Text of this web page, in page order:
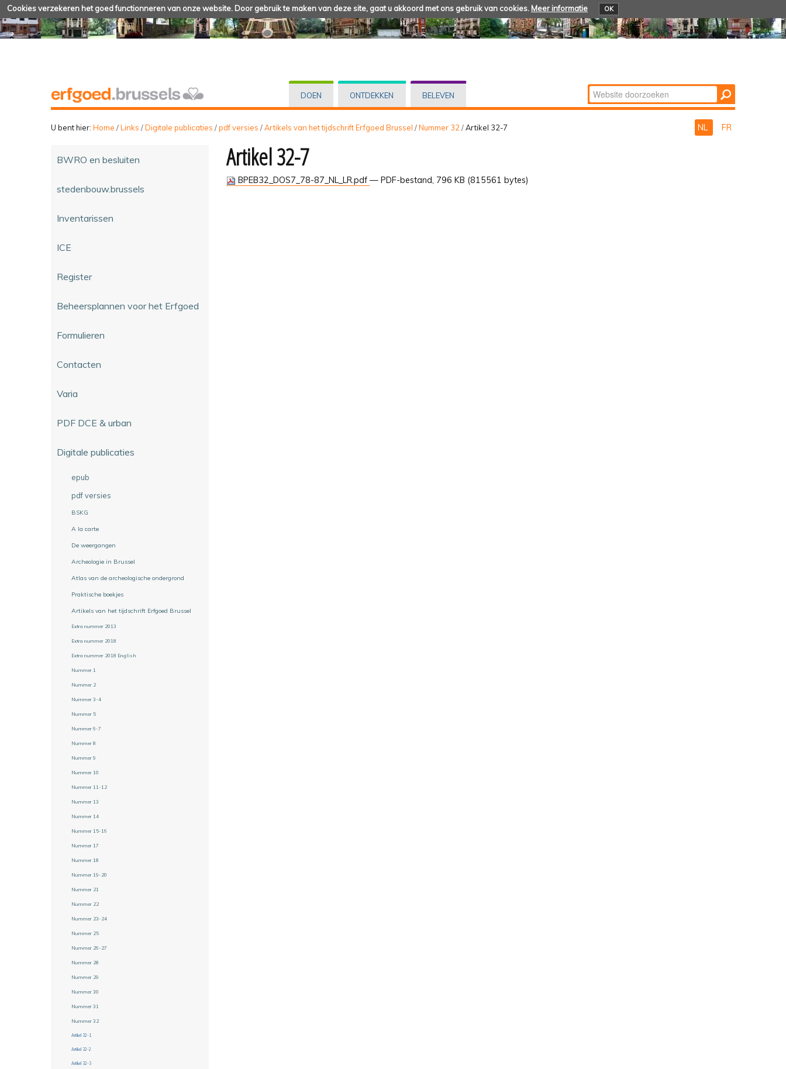
Cookies verzekeren het goed functionneren van onze website. Door gebruik te maken van deze site, gaat u akkoord met ons gebruik van cookies. Meer informatie OK
DOEN ONTDEKKEN BELEVEN Zoek
Geavanceerd
U bent hier: Home /Links /Digitale publicaties /pdf versies /Artikels van het tijdschrift Erfgoed Brussel /Nummer 32 /Artikel 32-7 NL FR
BWRO en besluiten
stedenbouw.brussels
Inventarissen
ICE
Register
Beheersplannen voor het Erfgoed
Formulieren
Contacten
Varia
PDF DCE & urban
Digitale publicaties
epub
pdf versies
BSKG
A la carte
De weergangen
Archeologie in Brussel
Atlas van de archeologische ondergrond
Praktische boekjes
Artikels van het tijdschrift Erfgoed Brussel
Extra nummer 2013
Extra nummer 2018
Extra nummer 2018 English
Nummer 1
Nummer 2
Nummer 3-4
Nummer 5
Nummer 6-7
Nummer 8
Nummer 9
Nummer 10
Nummer 11-12
Nummer 13
Nummer 14
Nummer 15-16
Nummer 17
Nummer 18
Nummer 19-20
Nummer 21
Nummer 22
Nummer 23-24
Nummer 25
Nummer 26-27
Nummer 28
Nummer 29
Nummer 30
Nummer 31
Nummer 32
Artikel 32-1
Artikel 32-2
Artikel 32-3
Artikel 32-7
BPEB32_DOS7_78-87_NL_LR.pdf — PDF-bestand, 796 KB (815561 bytes)